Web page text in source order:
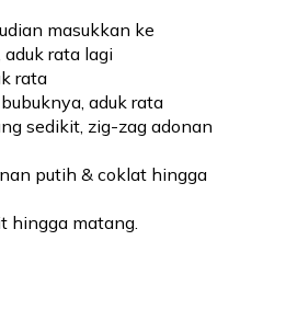
masukkan ke
aduk rata lagi
rata
aduk rata
sedikit, zig-zag adonan
putih & coklat hingga
hingga matang.